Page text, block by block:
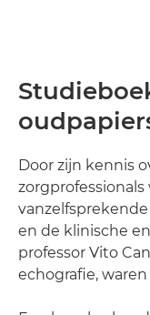
Door zijn kennis
zorgprofessionals
en de klinische
professor Vito
echografie,